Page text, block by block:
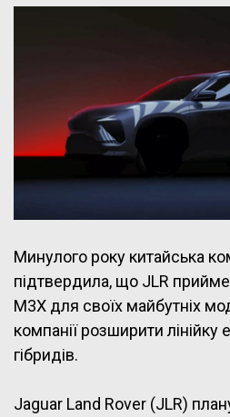
Минулого року китайська
підтвердила, що JLR
M3X для своїх майбутніх
компанії розширити лінійку
гібридів.
Jaguar Land Rover (JLR)